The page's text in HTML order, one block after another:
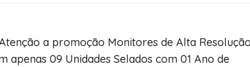
a promoção Monitores de Alta Resolução
apenas 09 Unidades Selados com 01 Ano de